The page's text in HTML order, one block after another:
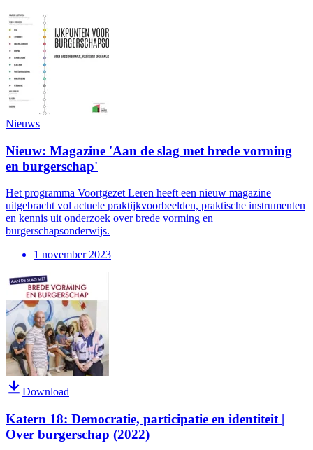
Nieuws
Nieuw: Magazine 'Aan de slag met brede vorming
en burgerschap'
Het programma Voortgezet Leren heeft een nieuw magazine
uitgebracht vol actuele praktijkvoorbeelden, praktische instrumenten
en kennis uit onderzoek over brede vorming en
burgerschapsonderwijs.
1 november 2023
Download
Katern 18: Democratie, participatie en identiteit |
Over burgerschap (2022)